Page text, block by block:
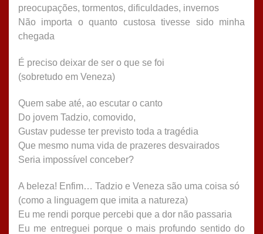
preocupações, tormentos, dificuldades, invernos
Não importa o quanto custosa tivesse sido minha
chegada
É preciso deixar de ser o que se foi
(sobretudo em Veneza)
Quem sabe até, ao escutar o canto
Do jovem Tadzio, comovido,
Gustav pudesse ter previsto toda a tragédia
Que mesmo numa vida de prazeres desvairados
Seria impossível conceber?
A beleza! Enfim… Tadzio e Veneza são uma coisa só
(como a linguagem que imita a natureza)
Eu me rendi porque percebi que a dor não passaria
Eu me entreguei porque o mais profundo sentido do